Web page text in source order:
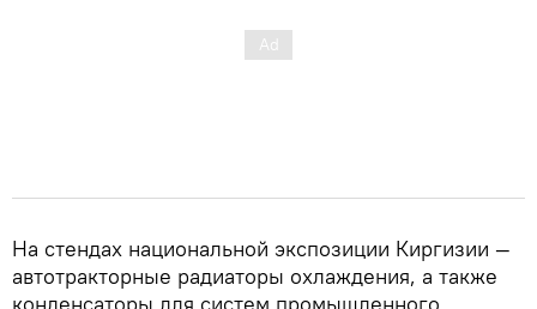
На стендах национальной экспозиции Киргизии —
автотракторные радиаторы охлаждения, а также
конденсаторы для систем промышленного